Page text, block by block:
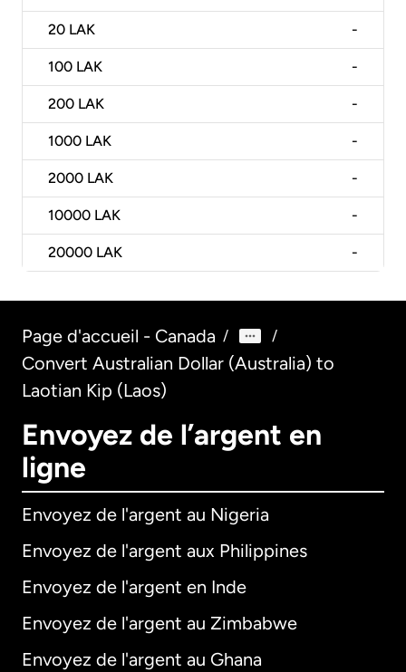
20 LAK -
100 LAK -
200 LAK -
1000 LAK -
2000 LAK -
10000 LAK -
20000 LAK -
Page d'accueil - Canada / /
Convert Australian Dollar (Australia) to
Laotian Kip (Laos)
Envoyez de l’argent en
ligne
Envoyez de l'argent au Nigeria
Envoyez de l'argent aux Philippines
Envoyez de l'argent en Inde
Envoyez de l'argent au Zimbabwe
Envoyez de l'argent au Ghana